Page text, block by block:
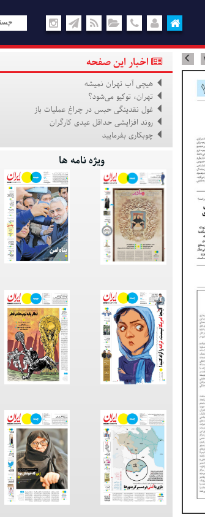
اخبار این صفحه
هیچی آب تهران نمیشه
تهران، توکیو می‌شود؟
غول نقدینگی حبس در چراغ عملیات باز
روند افزایشی حداقل عیدی کارگران
چوبکاری بفرمایید
ویژه نامه ها